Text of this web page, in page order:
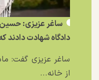
ساغر عزیزی: حسین
دادگاه شهادت دادند
ساغر عزیزی گفت:
از خانه...